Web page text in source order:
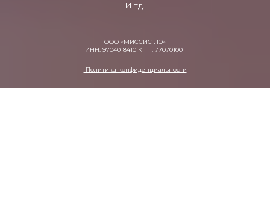
И тд.
ООО «МИССИС ЛЭ»
ИНН: 9704018410 КПП: 770701001
Политика конфиденциальности